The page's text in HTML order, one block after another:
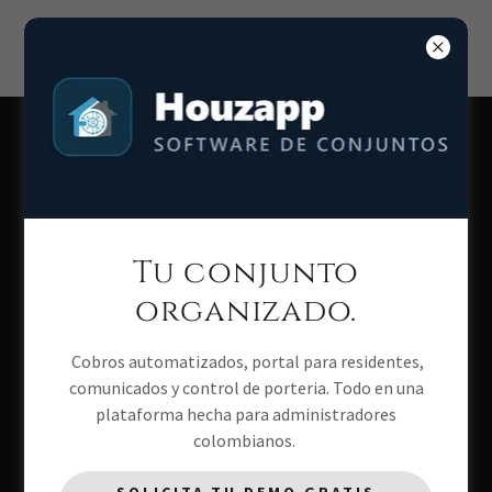
El Podcast Cap. 009
Tu conjunto
organizado.
Cobros automatizados, portal para residentes,
comunicados y control de porteria. Todo en una
plataforma hecha para administradores
colombianos.